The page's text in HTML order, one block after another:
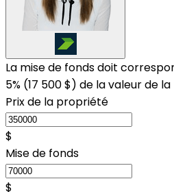
La mise de fonds doit
5% (17 500 $) de la valeur de
Prix de la propriété
$
Mise de fonds
$